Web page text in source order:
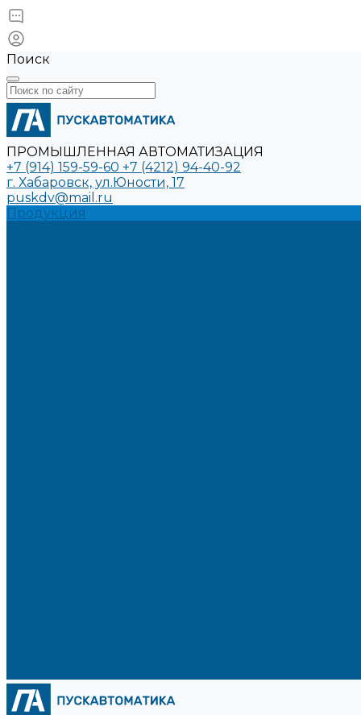
Поиск
ПРОМЫШЛЕННАЯ АВТОМАТИЗАЦИЯ
+7 (914) 159-59-60 +7 (4212) 94-40-92
г. Хабаровск, ул.Юности, 17
puskdv@mail.ru
Продукция